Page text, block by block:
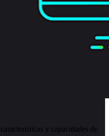
y capacidades de